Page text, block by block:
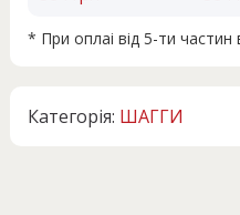
* При оплаі від 5-ти
Категорія: ШАГГИ